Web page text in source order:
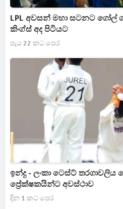
LPL අවසන් මහා සටනට ගෝල්
කිංග්ස් අද පිටියට
පැය 22 කට පෙර
ඉන්දු - ලංකා ටෙස්ට්
ප්‍රේක්ෂකයින්ට අවස්ථාව
දින 1 කට පෙර